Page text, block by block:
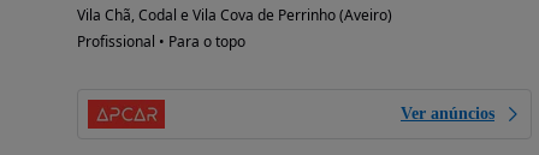
Vila Chã, Codal e Vila Cova de Perrinho (Aveiro)
Profissional • Para o topo
Ver anúncios